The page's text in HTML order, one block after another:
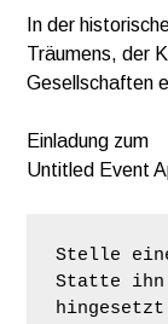
In der
Träumens, der
Gesellschaften
Einladung zum
Untitled Event
Stelle
Statte ihn